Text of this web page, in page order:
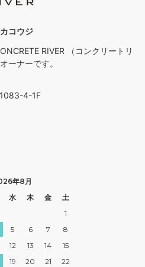
コウジ
RIVER （コンクリートリ
ーナーです。
4-1F
年8月
水 木 金
土
1
5 6 7
8
12 13 14
15
19 20 21
22